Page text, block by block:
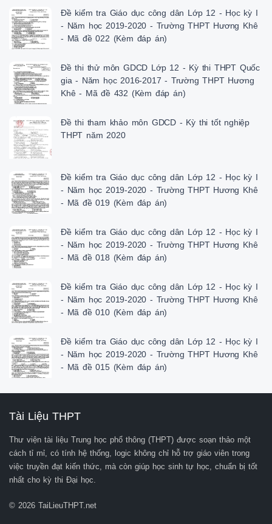
Đề kiểm tra Giáo dục công dân Lớp 12 - Học kỳ I
- Năm học 2019-2020 - Trường THPT Hương Khê
- Mã đề 022 (Kèm đáp án)
Đề thi thử môn GDCD Lớp 12 - Kỳ thi THPT Quốc
gia - Năm học 2016-2017 - Trường THPT Hương
Khê - Mã đề 432 (Kèm đáp án)
Đề thi tham khảo môn GDCD - Kỳ thi tốt nghiệp
THPT năm 2020
Đề kiểm tra Giáo dục công dân Lớp 12 - Học kỳ I
- Năm học 2019-2020 - Trường THPT Hương Khê
- Mã đề 019 (Kèm đáp án)
Đề kiểm tra Giáo dục công dân Lớp 12 - Học kỳ I
- Năm học 2019-2020 - Trường THPT Hương Khê
- Mã đề 018 (Kèm đáp án)
Đề kiểm tra Giáo dục công dân Lớp 12 - Học kỳ I
- Năm học 2019-2020 - Trường THPT Hương Khê
- Mã đề 010 (Kèm đáp án)
Đề kiểm tra Giáo dục công dân Lớp 12 - Học kỳ I
- Năm học 2019-2020 - Trường THPT Hương Khê
- Mã đề 015 (Kèm đáp án)
Tài Liệu THPT
Thư viện tài liệu Trung học phổ thông (THPT) được soạn thảo một
cách tỉ mỉ, có tính hệ thống, logic không chỉ hỗ trợ giáo viên trong
việc truyền đạt kiến thức, mà còn giúp học sinh tự học, chuẩn bị tốt
nhất cho kỳ thi Đại học.
© 2026 TaiLieuTHPT.net